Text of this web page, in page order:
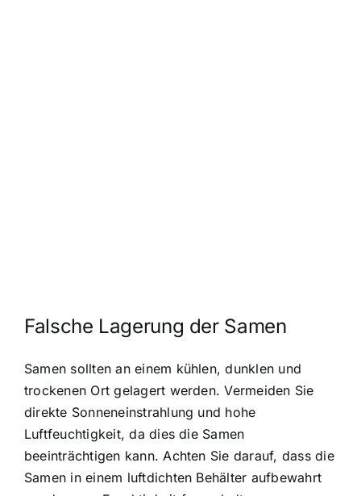
Falsche Lagerung der Samen
Samen sollten an einem kühlen, dunklen und
trockenen Ort gelagert werden. Vermeiden Sie
direkte Sonneneinstrahlung und hohe
Luftfeuchtigkeit, da dies die Samen
beeinträchtigen kann. Achten Sie darauf, dass die
Samen in einem luftdichten Behälter aufbewahrt